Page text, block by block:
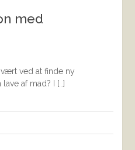
med
ved at finde ny
af mad? I […]